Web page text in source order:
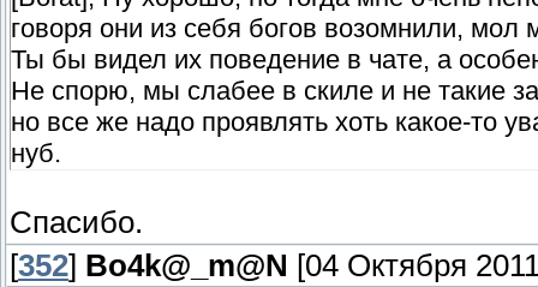
говоря они из себя богов возомнили,
Ты бы видел их поведение в чате, а
Не спорю, мы слабее в скиле и не такие
но все же надо проявлять хоть какое-то
нуб.
Спасибо.
[352] Bo4k@_m@N [04 Октября